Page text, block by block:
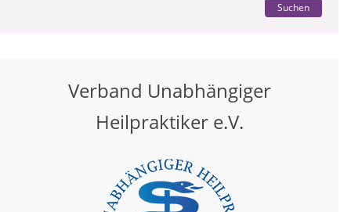
Suchen
Verband Unabhängiger
Heilpraktiker e.V.